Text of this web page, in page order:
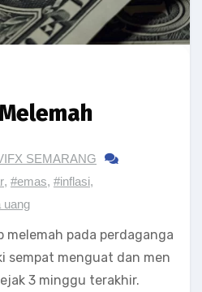
SEMARANG
, #emas, #inflasi,
uang
melemah pada perdaganga
sempat menguat dan men
3 minggu terakhir.